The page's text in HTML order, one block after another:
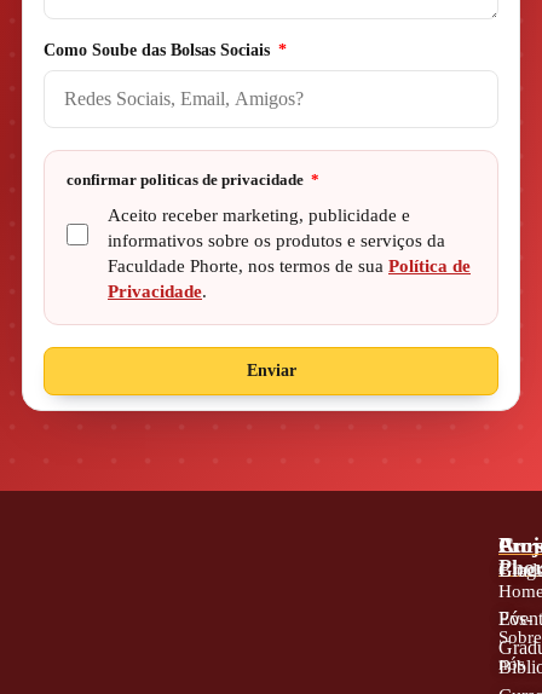
Como Soube das Bolsas Sociais
confirmar politicas de privacidade
Aceito receber marketing, publicidade e
informativos sobre os produtos e serviços da
Faculdade Phorte, nos termos de sua Política de
Privacidade.
Enviar
A
Sobre
nós
Pós-